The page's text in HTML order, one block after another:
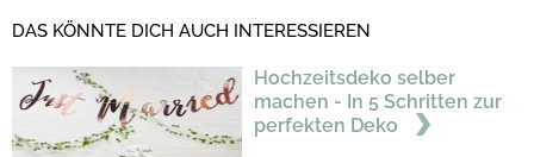
DAS KÖNNTE DICH AUCH INTERESSIEREN
Hochzeitsdeko selber
machen - In 5 Schritten zur
perfekten Deko